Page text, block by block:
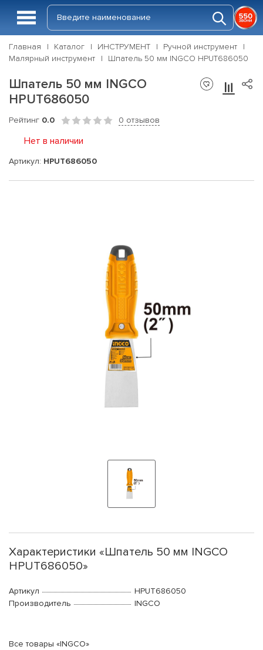
Главная Каталог ИНСТРУМЕНТ
Ручной инструмент
Малярный инструмент
Шпатель 50 мм INGCO HPUT686050
Шпатель 50 мм INGCO
HPUT686050
Рейтинг 0.0 0 отзывов
Нет в наличии
Артикул: HPUT686050
Характеристики «Шпатель 50 мм INGCO
HPUT686050»
Артикул
HPUT686050
Производитель
INGCO
Все товары «INGCO»